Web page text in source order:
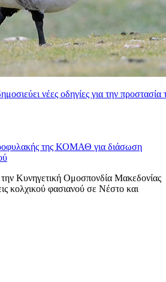
νέες οδηγίες για την προστασία
της ΚΟΜΑΘ για διάσωση
Κυνηγετική Ομοσπονδία Μακεδονίας
κολχικού φασιανού σε Νέστο και